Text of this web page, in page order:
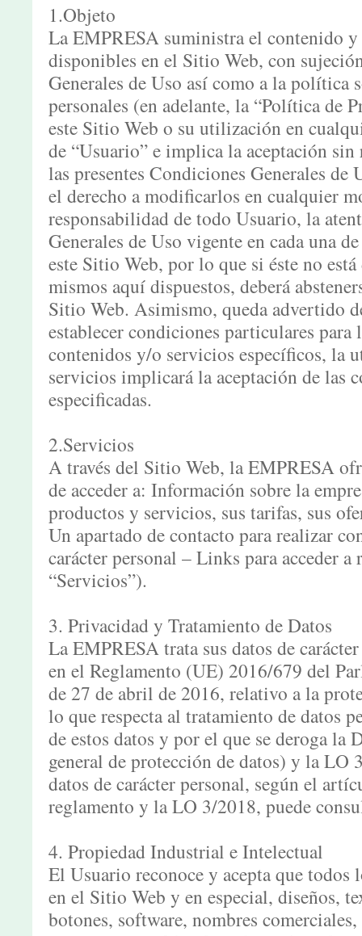
1.Objeto
La EMPRESA suministra el contenido
disponibles en el Sitio Web, con
Generales de Uso así como a la política
personales (en adelante, la “Política de
este Sitio Web o su utilización en
de “Usuario” e implica la aceptación sin
las presentes Condiciones Generales de
el derecho a modificarlos en cualquier
responsabilidad de todo Usuario, la
Generales de Uso vigente en cada una
este Sitio Web, por lo que si éste no
mismos aquí dispuestos, deberá
Sitio Web. Asimismo, queda advertido
establecer condiciones particulares
contenidos y/o servicios específicos, la
servicios implicará la aceptación de las
especificadas.
2.Servicios
A través del Sitio Web, la EMPRESA
de acceder a: Información sobre la
productos y servicios, sus tarifas, sus
Un apartado de contacto para realizar
carácter personal – Links para acceder a
“Servicios”).
3. Privacidad y Tratamiento de Datos
La EMPRESA trata sus datos de
en el Reglamento (UE) 2016/679 del
de 27 de abril de 2016, relativo a la
lo que respecta al tratamiento de datos
de estos datos y por el que se deroga
general de protección de datos) y la LO
datos de carácter personal, según el
reglamento y la LO 3/2018, puede
4. Propiedad Industrial e Intelectual
El Usuario reconoce y acepta que todos
en el Sitio Web y en especial, diseños,
botones, software, nombres